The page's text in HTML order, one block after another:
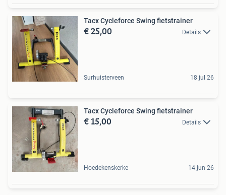
Tacx Cycleforce Swing fietstrainer
€ 25,00 Details
Surhuisterveen 18 jul 26
Tacx Cycleforce Swing fietstrainer
€ 15,00 Details
Hoedekenskerke 14 jun 26